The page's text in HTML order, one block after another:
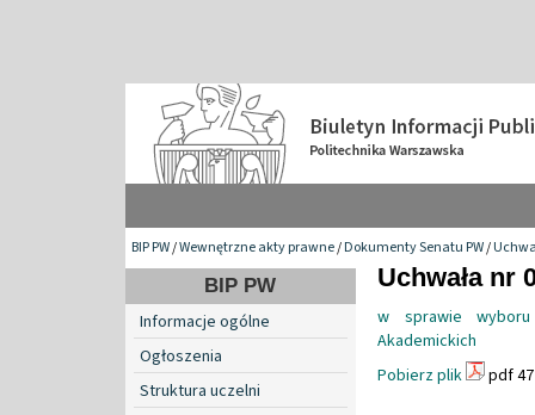
BIP PW/Wewnętrzne akty prawne/Dokumenty Senatu PW/
BIP PW
Informacje ogólne
Ogłoszenia
Struktura uczelni
Uchwała nr
w sprawie wyboru
Akademickich
Pobierz plik
pdf